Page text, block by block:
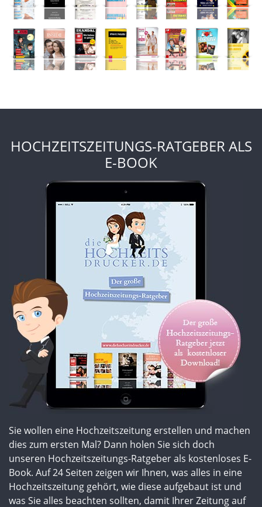
HOCHZEITSZEITUNGS-RATGEBER ALS
E-BOOK
Sie wollen eine Hochzeitszeitung erstellen und machen
dies zum ersten Mal? Dann holen Sie sich doch
unseren Hochzeitszeitungs-Ratgeber als kostenloses E-
Book. Auf 24 Seiten zeigen wir Ihnen, was alles in eine
Hochzeitszeitung gehört, wie diese aufgebaut ist und
was Sie alles beachten sollten, damit Ihrer Zeitung auf